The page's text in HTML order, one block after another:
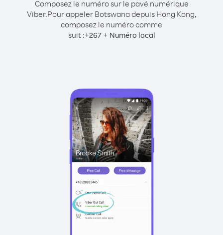
Composez le numéro sur le pavé numérique
Viber.Pour appeler Botswana depuis Hong Kong,
composez le numéro comme
suit :+267+ Numéro local